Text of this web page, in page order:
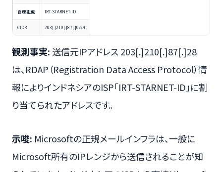
管理組織 IRT-STARNET-ID
CIDR 203[.]210[.]87[.]0/24
観測事実: 送信元IPアドレス 203[.]210[.]87[.]28
は、RDAP（Registration Data Access Protocol）情
報によりインドネシアのISP「IRT-STARNET-ID」に割
り当てられたアドレスです。
示唆: Microsoftの正規メールインフラは、一般に
Microsoft所有のIPレンジから送信されることが知